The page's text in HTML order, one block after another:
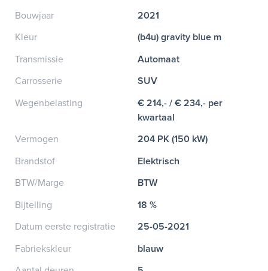
Bouwjaar
2021
Kleur
(b4u) gravity blue m
Transmissie
Automaat
Carrosserie
SUV
Wegenbelasting
€ 214,- / € 234,- per
kwartaal
Vermogen
204 PK (150 kW)
Brandstof
Elektrisch
BTW/Marge
BTW
Bijtelling
18 %
Datum eerste registratie
25-05-2021
Fabriekskleur
blauw